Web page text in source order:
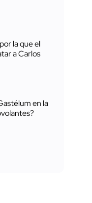
la que el
a Carlos
en la